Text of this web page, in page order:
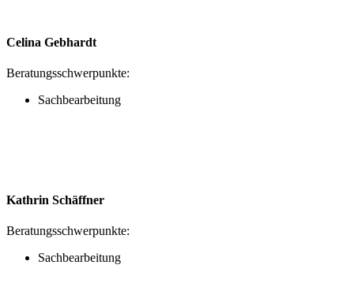
Celina Gebhardt
Beratungsschwerpunkte:
Sachbearbeitung
Kathrin Schäffner
Beratungsschwerpunkte:
Sachbearbeitung